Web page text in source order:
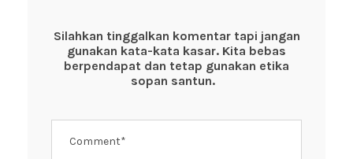
o
o
p
p
Silahkan tinggalkan komentar tapi jangan
gunakan kata-kata kasar. Kita bebas
berpendapat dan tetap gunakan etika
sopan santun.